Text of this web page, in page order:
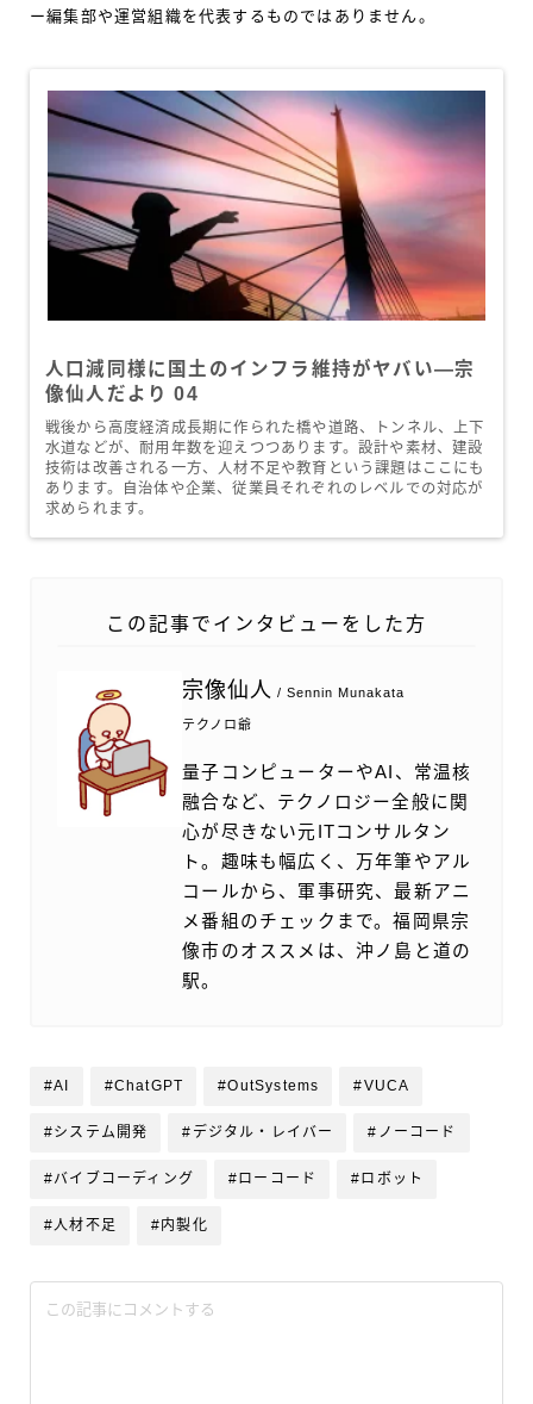
ー編集部や運営組織を代表するものではありません。
人口減同様に国土のインフラ維持がヤバい―宗
像仙人だより 04
戦後から高度経済成長期に作られた橋や道路、トンネル、上下
水道などが、耐用年数を迎えつつあります。設計や素材、建設
技術は改善される一方、人材不足や教育という課題はここにも
あります。自治体や企業、従業員それぞれのレベルでの対応が
求められます。
この記事でインタビューをした方
宗像仙人 / Sennin Munakata
テクノロ爺
量子コンピューターやAI、常温核
融合など、テクノロジー全般に関
心が尽きない元ITコンサルタン
ト。趣味も幅広く、万年筆やアル
コールから、軍事研究、最新アニ
メ番組のチェックまで。福岡県宗
像市のオススメは、沖ノ島と道の
駅。
#AI #ChatGPT #OutSystems #VUCA
#システム開発 #デジタル・レイバー #ノーコード
#バイブコーディング #ローコード #ロボット
#人材不足 #内製化